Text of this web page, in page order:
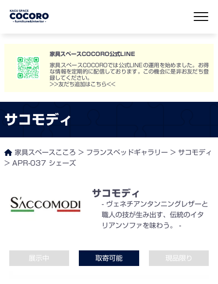
家具スペースCOCORO公式LINE
家具スペースCOCOROでは公式LINEの運用を始めました。お得
な情報を定期的に配信しております。この機会に是非お友だち登
録してください。
>>友だち追加はこちら<<
サコモディ
家具スペースこころ > フランスベッドギャラリー> サコモディ
> APR-037 シェーズ
サコモディ
ヴェネチアンタンニングレザーと
職人の技が生み出す、伝統のイタ
リアンソファを味わう。
展示中 取寄可能 現品限り